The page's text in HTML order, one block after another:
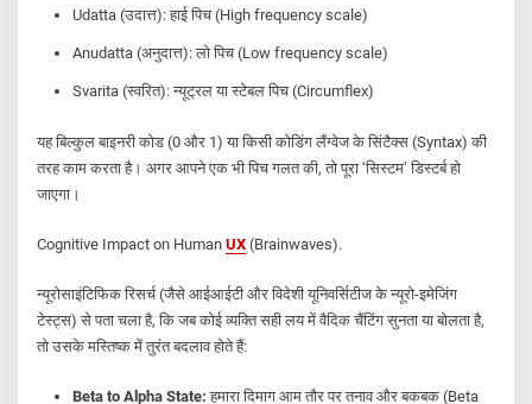
Udatta (उदात्त): हाई पिच (High frequency scale)
Anudatta (अनुदात्त): लो पिच (Low frequency scale)
Svarita (स्वरित): न्यूट्रल या स्टेबल पिच (Circumflex)
यह बिल्कुल बाइनरी कोड (0 और 1) या किसी कोडिंग लैंग्वेज के सिंटैक्स (Syntax) की
तरह काम करता है। अगर आपने एक भी पिच गलत की, तो पूरा ‘सिस्टम’ डिस्टर्ब हो
जाएगा।
Cognitive Impact on HumanUX (Brainwaves).
न्यूरोसाइंटिफिक रिसर्च (जैसे आईआईटी और विदेशी यूनिवर्सिटीज के न्यूरो-इमेजिंग
टेस्ट्स) से पता चला है, कि जब कोई व्यक्ति सही लय में वैदिक चैंटिंग सुनता या बोलता है,
तो उसके मस्तिष्क में तुरंत बदलाव होते हैं:
Beta to Alpha State: हमारा दिमाग आम तौर पर तनाव और बकबक (Beta